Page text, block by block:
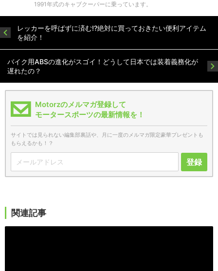
1991年式のキャブクーパーに乗っています。
レッカーを呼ばずに済む!?絶対に買っておきたい便利アイテム
を紹介！
バイク用ABSの進化がスゴイ！どうして日本では装着義務化が
遅れたの？
Motorzのメルマガ登録して
モータースポーツの最新情報を！
サイトでは見られない編集部裏話や、月に一度のメルマガ限定豪華プレゼントも
もらえるかも！？
登録
関連記事